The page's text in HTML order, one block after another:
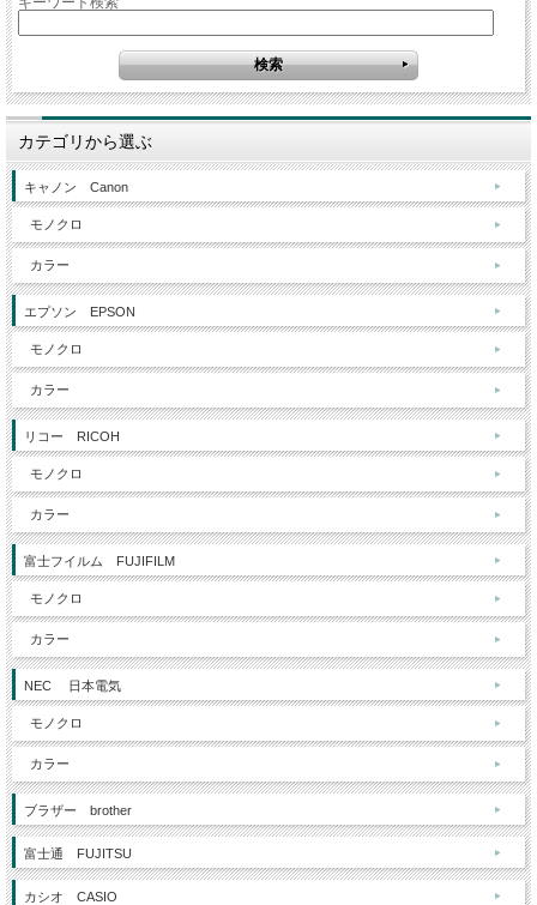
カテゴリから選ぶ
キャノン Canon
モノクロ
カラー
エプソン EPSON
モノクロ
カラー
リコー RICOH
モノクロ
カラー
富士フイルム FUJIFILM
モノクロ
カラー
NEC 日本電気
モノクロ
カラー
ブラザー brother
富士通 FUJITSU
カシオ CASIO